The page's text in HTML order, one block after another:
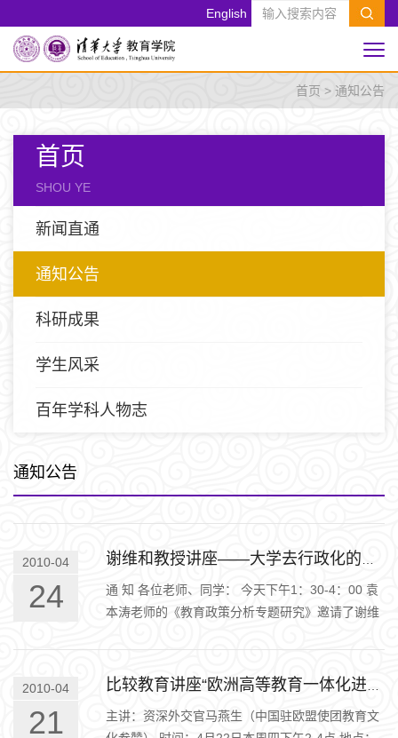
English
首页 > 通知公告
首页
SHOU YE
新闻直通
通知公告
科研成果
学生风采
百年学科人物志
通知公告
2010-04
24
通 知 各位老师、同学： 今天下午1：30-4：00 袁
本涛老师的《教育政策分析专题研究》邀请了谢维
2010-04
21
主讲：资深外交官马燕生（中国驻欧盟使团教育文